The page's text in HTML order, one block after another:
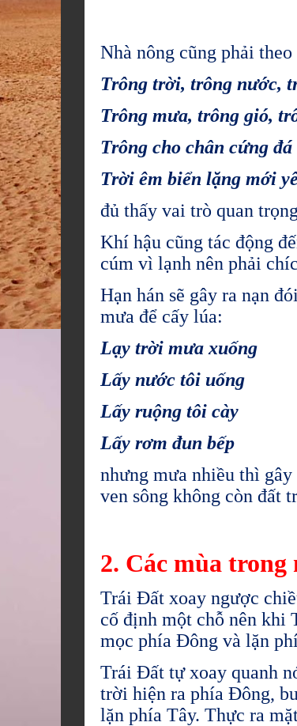
Nhà nông cũng phải
Trông trời, trông nước,
Trông mưa, trông gió,
Trông cho chân cứng đá
Trời êm biển lặng mới
đủ thấy vai trò quan
Khí hậu cũng tác động
cúm vì lạnh nên phải
Hạn hán sẽ gây ra nạn
mưa để cấy lúa:
Lạy trời mưa xuống
Lấy nước tôi uống
Lấy ruộng tôi cày
Lấy rơm đun bếp
nhưng mưa nhiều thì
ven sông không còn đất
2. Các mùa trong
Trái Đất xoay ngược
cố định một chỗ nên khi
mọc phía Đông và lặn
Trái Đất tự xoay quanh
trời hiện ra phía Đông,
lặn phía Tây. Thực ra